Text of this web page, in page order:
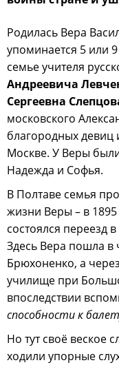
Родилась Вера
упоминается 5 или
семье учителя
Андреевича
Сергеевна
московского
благородных
Москве. У Веры
Надежда и Софья.
В Полтаве семья
жизни Веры – в
состоялся переезд
Здесь Вера пошла
Брюхоненко, а
училище при
впоследствии
способности к
Но тут своё веское
ходили упорные